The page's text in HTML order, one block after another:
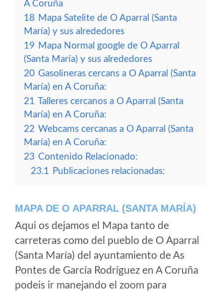
A Coruña
18 Mapa Satelite de O Aparral (Santa
María) y sus alrededores
19 Mapa Normal google de O Aparral
(Santa María) y sus alrededores
20 Gasolineras cercans a O Aparral (Santa
María) en A Coruña:
21 Talleres cercanos a O Aparral (Santa
María) en A Coruña:
22 Webcams cercanas a O Aparral (Santa
María) en A Coruña:
23 Contenido Relacionado:
23.1 Publicaciones relacionadas:
MAPA DE O APARRAL (SANTA MARÍA)
Aqui os dejamos el Mapa tanto de
carreteras como del pueblo de O Aparral
(Santa María) del ayuntamiento de As
Pontes de García Rodríguez en A Coruña
podeis ir manejando el zoom para